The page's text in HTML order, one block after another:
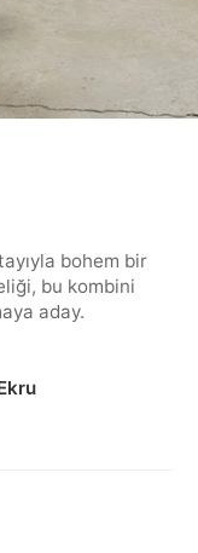
bohem bir
bu kombini
aday.